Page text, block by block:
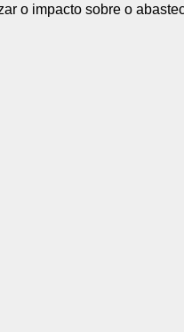
o impacto sobre o